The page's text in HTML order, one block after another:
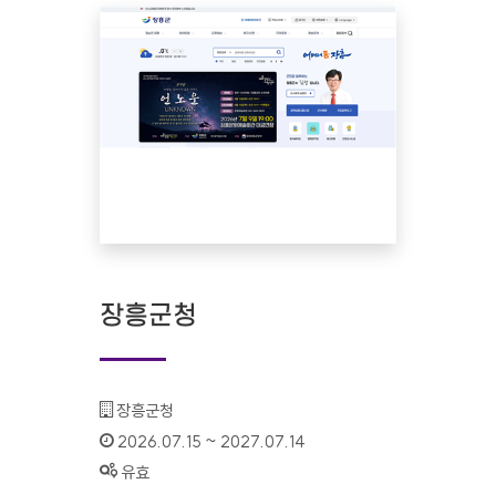
장흥군청
기관명 :
장흥군청
인증기간 :
2026.07.15 ~ 2027.07.14
상태 :
유효